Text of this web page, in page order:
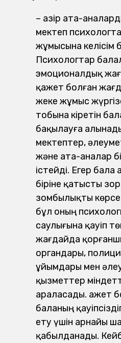
– Қазір ата-
мектеп
жұмысына келісім
Психологтар
эмоционалдық
қажет болған
жеке жұмыс
тобына кіретін
бақылауға
мектептер,
және ата-аналар
істейді. Егер
біріне қатысты
зомбылықты көрсе
бұл оның
саулығына қауіп
жағдайда
органдары,
ұйымдары мен
қызметтер
араласады. Қажет
баланың
ету үшін арнайы
қабылданады.